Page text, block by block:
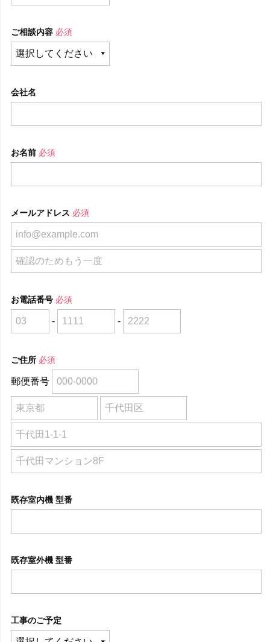
ご相談内容 必須
会社名
お名前 必須
メールアドレス 必須
お電話番号 必須
- -
ご住所 必須
郵便番号
既存室内機 型番
既存室外機 型番
工事のご予定